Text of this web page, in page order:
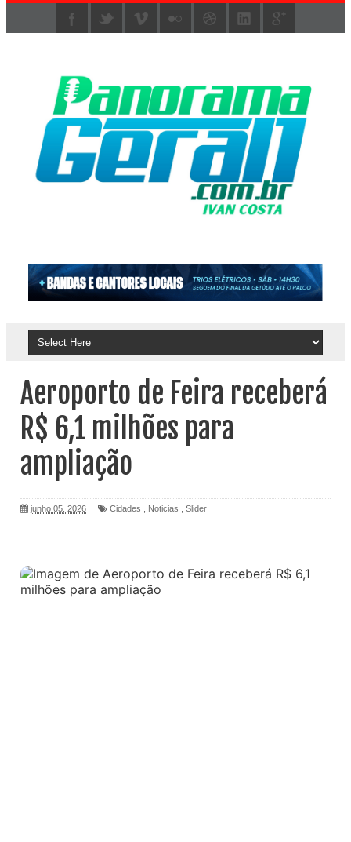
Aeroporto de Feira receberá
R$ 6,1 milhões para
ampliação
junho 05, 2026 Cidades Noticias Slider